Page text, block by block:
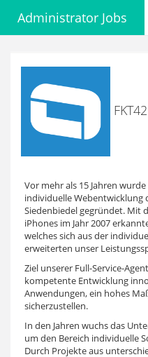
Administrator Jobs
Vor mehr als 15 Jahren
individuelle Webentwicklung
Siedenbiedel gegründet. Mit
iPhones im Jahr 2007
welches sich aus der
erweiterten unser
Ziel unserer Full-Service-
kompetente Entwicklung
Anwendungen, ein hohes
sicherzustellen.
In den Jahren wuchs das
um den Bereich individuelle
Durch Projekte aus